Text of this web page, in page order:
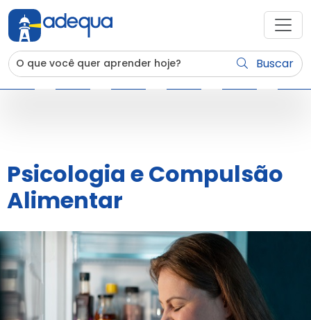
Buscar
Psicologia e Compulsão
Alimentar